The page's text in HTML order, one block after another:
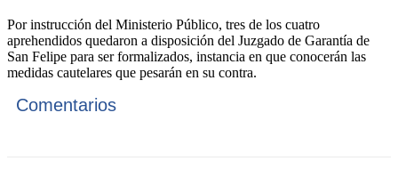
Por instrucción del Ministerio Público, tres de los cuatro
aprehendidos quedaron a disposición del Juzgado de Garantía de
San Felipe para ser formalizados, instancia en que conocerán las
medidas cautelares que pesarán en su contra.
Comentarios